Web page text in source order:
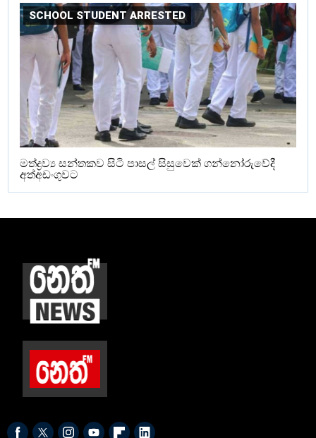
SCHOOL STUDENT ARRESTED
මත්ද්‍රව්‍ය සන්තකව සිටි පාසල් සිසුවෙක් ගන්නෝරුවේදී
අත්අඩංගුවට